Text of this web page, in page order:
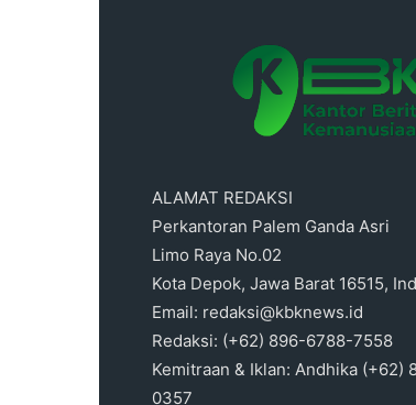
ALAMAT REDAKSI
Perkantoran Palem Ganda Asri
Limo Raya No.02
Kota Depok, Jawa Barat 16515,
Email: redaksi@kbknews.id
Redaksi: (+62) 896-6788-7558
Kemitraan & Iklan: Andhika (+62)
0357